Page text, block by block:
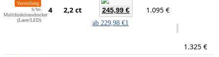
Vorstellung
S/W-
Multifunktionsdrucker
(Laser/LED)
4 2,2 ct 245,99 €
ab 229,98 €1
1.095 €
1.325 €